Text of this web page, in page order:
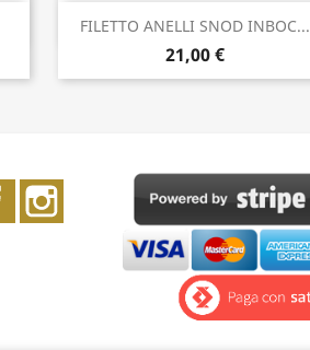
FILETTO ANELLI SNOD INBOC...
21,00 €
Anteprima
Facebook